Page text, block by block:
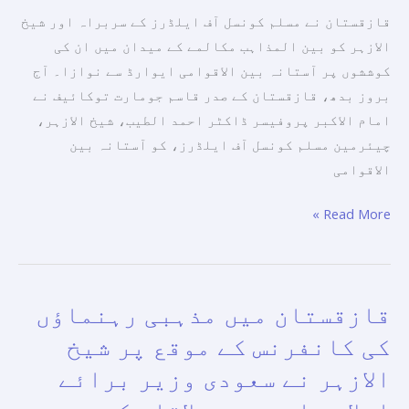
قازقستان نے مسلم کونسل آف ایلڈرز کے سربراہ اور شیخ
الازہر کو بین المذاہب مکالمے کے میدان میں ان کی
کوششوں پر آستانہ بین الاقوامی ايوارڈ سے نوازا۔ آج
بروز بدھ، قازقستان کے صدر قاسم جومارت توکائیف نے
امام الاکبر پروفیسر ڈاکٹر احمد الطیب، شیخ الازہر،
چیئرمین مسلم کونسل آف ایلڈرز، کو آستانہ بین
الاقوامی
انٹرنیشنل
ايوارڈ
سے
نوازا
گيا
Read More »
قازقستان میں مذہبی رہنماؤں
کی کانفرنس کے موقع پر شيخ
الازہر نے سعودی وزیر برائے
قازقستان
مذہبی
رہنماؤں